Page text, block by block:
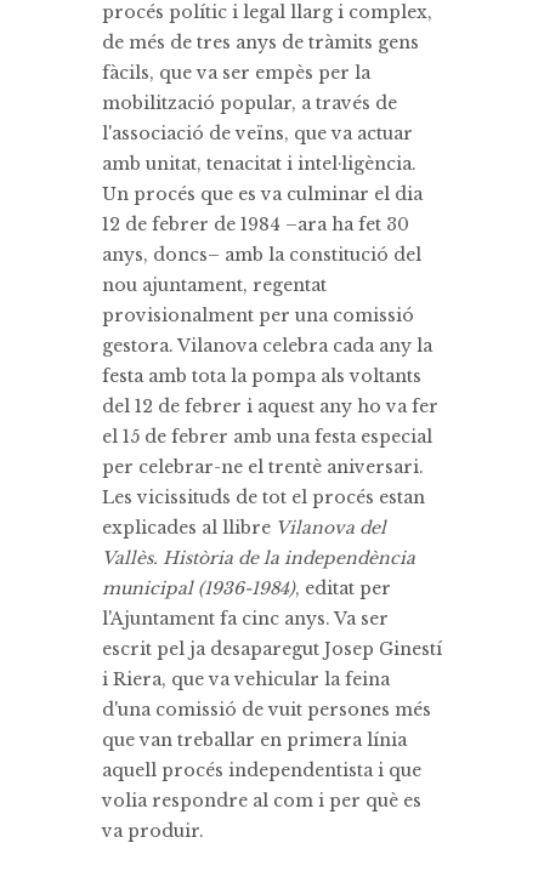
procés polític i legal llarg i complex,
de més de tres anys de tràmits gens
fàcils, que va ser empès per la
mobilització popular, a través de
l'associació de veïns, que va actuar
amb unitat, tenacitat i intel·ligència.
Un procés que es va culminar el dia
12 de febrer de 1984 –ara ha fet 30
anys, doncs– amb la constitució del
nou ajuntament, regentat
provisionalment per una comissió
gestora. Vilanova celebra cada any la
festa amb tota la pompa als voltants
del 12 de febrer i aquest any ho va fer
el 15 de febrer amb una festa especial
per celebrar-ne el trentè aniversari.
Les vicissituds de tot el procés estan
explicades al llibre Vilanova del
Vallès. Història de la independència
municipal (1936-1984), editat per
l'Ajuntament fa cinc anys. Va ser
escrit pel ja desaparegut Josep Ginestí
i Riera, que va vehicular la feina
d'una comissió de vuit persones més
que van treballar en primera línia
aquell procés independentista i que
volia respondre al com i per què es
va produir.